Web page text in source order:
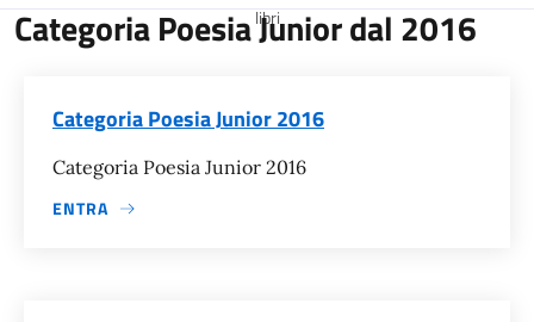
libri
Categoria Poesia Junior dal 2016
Categoria Poesia Junior 2016
Categoria Poesia Junior 2016
ENTRA